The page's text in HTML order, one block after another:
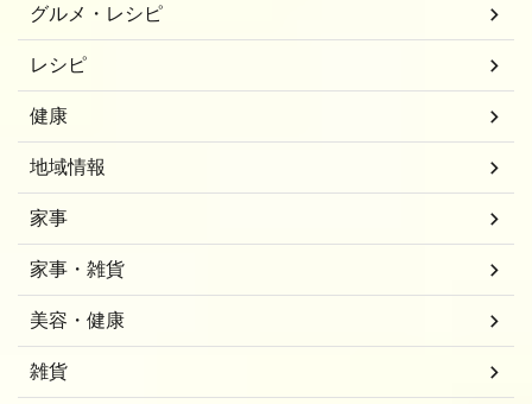
グルメ・レシピ
レシピ
健康
地域情報
家事
家事・雑貨
美容・健康
雑貨